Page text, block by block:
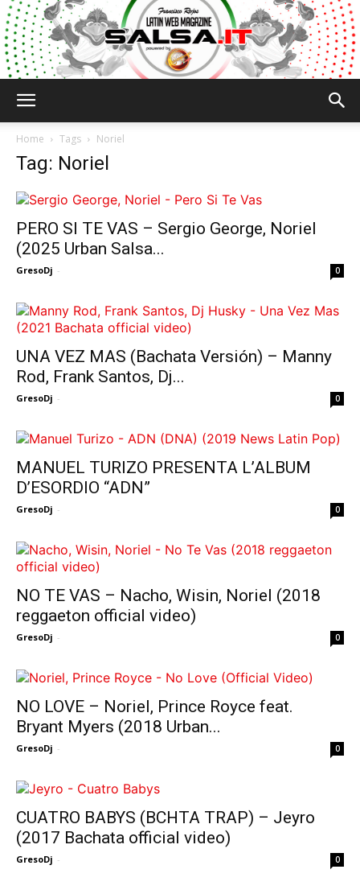
Home Tags Noriel
Tag: Noriel
PERO SI TE VAS – Sergio George, Noriel
(2025 Urban Salsa...
GresoDj - 0
UNA VEZ MAS (Bachata Versión) – Manny
Rod, Frank Santos, Dj...
GresoDj - 0
MANUEL TURIZO PRESENTA L’ALBUM
D’ESORDIO “ADN”
GresoDj - 0
NO TE VAS – Nacho, Wisin, Noriel (2018
reggaeton official video)
GresoDj - 0
NO LOVE – Noriel, Prince Royce feat.
Bryant Myers (2018 Urban...
GresoDj - 0
CUATRO BABYS (BCHTA TRAP) – Jeyro
(2017 Bachata official video)
GresoDj - 0